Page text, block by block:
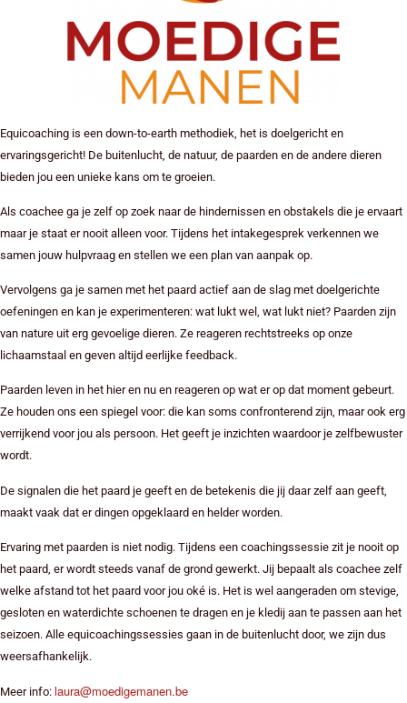
Equicoaching is een down-to-earth methodiek, het is doelgericht en
ervaringsgericht! De buitenlucht, de natuur, de paarden en de andere dieren
bieden jou een unieke kans om te groeien.
Als coachee ga je zelf op zoek naar de hindernissen en obstakels die je ervaart
maar je staat er nooit alleen voor. Tijdens het intakegesprek verkennen we
samen jouw hulpvraag en stellen we een plan van aanpak op.
Vervolgens ga je samen met het paard actief aan de slag met doelgerichte
oefeningen en kan je experimenteren: wat lukt wel, wat lukt niet? Paarden zijn
van nature uit erg gevoelige dieren. Ze reageren rechtstreeks op onze
lichaamstaal en geven altijd eerlijke feedback.
Paarden leven in het hier en nu en reageren op wat er op dat moment gebeurt.
Ze houden ons een spiegel voor: die kan soms confronterend zijn, maar ook erg
verrijkend voor jou als persoon. Het geeft je inzichten waardoor je zelfbewuster
wordt.
De signalen die het paard je geeft en de betekenis die jij daar zelf aan geeft,
maakt vaak dat er dingen opgeklaard en helder worden.
Ervaring met paarden is niet nodig. Tijdens een coachingssessie zit je nooit op
het paard, er wordt steeds vanaf de grond gewerkt. Jij bepaalt als coachee zelf
welke afstand tot het paard voor jou oké is. Het is wel aangeraden om stevige,
gesloten en waterdichte schoenen te dragen en je kledij aan te passen aan het
seizoen. Alle equicoachingssessies gaan in de buitenlucht door, we zijn dus
weersafhankelijk.
Meer info: laura@moedigemanen.be